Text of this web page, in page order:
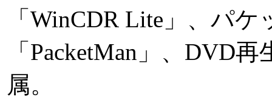
「WinCDR Lite」、パ
「PacketMan」、DVD
属。